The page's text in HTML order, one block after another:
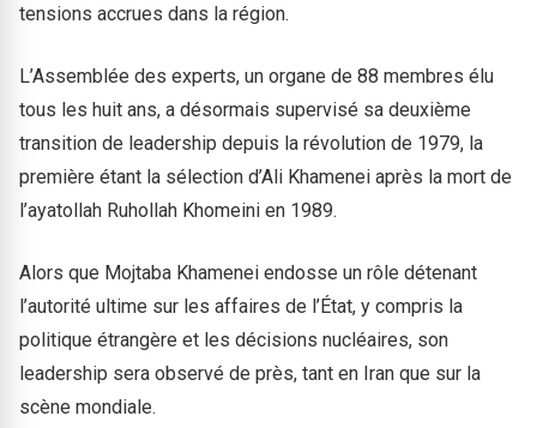
tensions accrues dans la région.
L’Assemblée des experts, un organe de 88 membres élu
tous les huit ans, a désormais supervisé sa deuxième
transition de leadership depuis la révolution de 1979, la
première étant la sélection d’Ali Khamenei après la mort de
l’ayatollah Ruhollah Khomeini en 1989.
Alors que Mojtaba Khamenei endosse un rôle détenant
l’autorité ultime sur les affaires de l’État, y compris la
politique étrangère et les décisions nucléaires, son
leadership sera observé de près, tant en Iran que sur la
scène mondiale.